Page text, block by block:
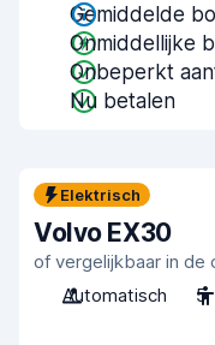
Gemiddelde
Onmiddellijke
Onbeperkt
Nu betalen
Elektrisch
Volvo EX30
of vergelijkbaar in de
Automatisch
5